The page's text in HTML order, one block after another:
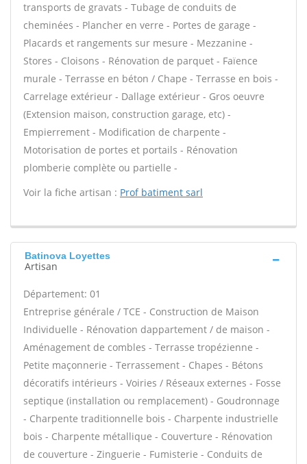
transports de gravats - Tubage de conduits de
cheminées - Plancher en verre - Portes de garage -
Placards et rangements sur mesure - Mezzanine -
Stores - Cloisons - Rénovation de parquet - Faïence
murale - Terrasse en béton / Chape - Terrasse en bois -
Carrelage extérieur - Dallage extérieur - Gros oeuvre
(Extension maison, construction garage, etc) -
Empierrement - Modification de charpente -
Motorisation de portes et portails - Rénovation
plomberie complète ou partielle -
Voir la fiche artisan : Prof batiment sarl
Batinova Loyettes
Artisan
Département: 01
Entreprise générale / TCE - Construction de Maison
Individuelle - Rénovation dappartement / de maison -
Aménagement de combles - Terrasse tropézienne -
Petite maçonnerie - Terrassement - Chapes - Bétons
décoratifs intérieurs - Voiries / Réseaux externes - Fosse
septique (installation ou remplacement) - Goudronnage
- Charpente traditionnelle bois - Charpente industrielle
bois - Charpente métallique - Couverture - Rénovation
de couverture - Zinguerie - Fumisterie - Conduits de